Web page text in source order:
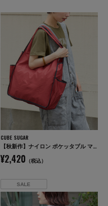
CUBE SUGAR
【秋新作】ナイロン ポケッタブル マルシェ バッグ
¥2,420 （税込）
SALE